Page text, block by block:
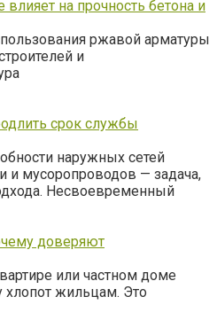
на прочность бетона и
ржавой арматуры
и
срок службы
наружных сетей
и мусоропроводов — задача,
Несвоевременный
доверяют
или частном доме
хлопот жильцам. Это